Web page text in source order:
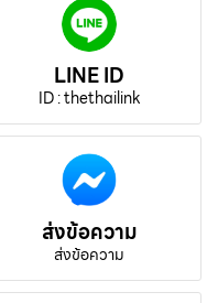
LINE ID
ID : thethailink
ส่งข้อความ
ส่งข้อความ